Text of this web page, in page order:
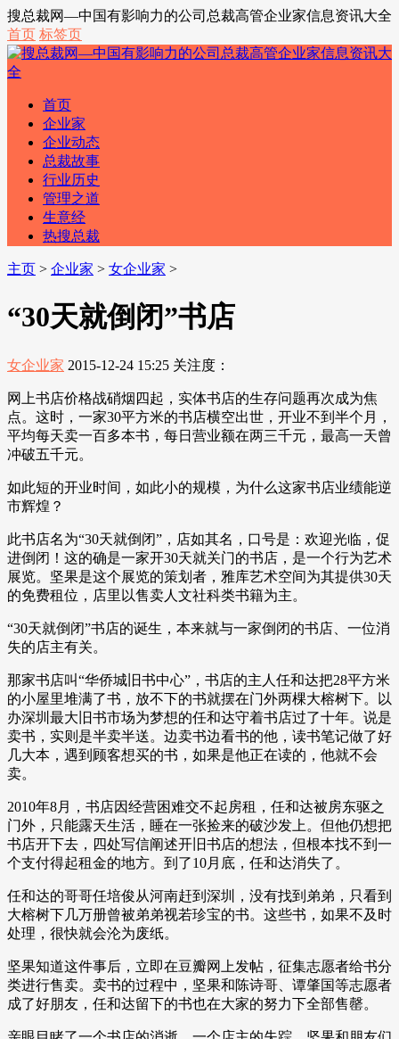
搜总裁网—中国有影响力的公司总裁高管企业家信息资讯大全
首页 标签页
首页
企业家
企业动态
总裁故事
行业历史
管理之道
生意经
热搜总裁
主页 > 企业家 > 女企业家 >
“30天就倒闭”书店
女企业家 2015-12-24 15:25 关注度：
网上书店价格战硝烟四起，实体书店的生存问题再次成为焦
点。这时，一家30平方米的书店横空出世，开业不到半个月，
平均每天卖一百多本书，每日营业额在两三千元，最高一天曾
冲破五千元。
如此短的开业时间，如此小的规模，为什么这家书店业绩能逆
市辉煌？
此书店名为“30天就倒闭”，店如其名，口号是：欢迎光临，促
进倒闭！这的确是一家开30天就关门的书店，是一个行为艺术
展览。坚果是这个展览的策划者，雅库艺术空间为其提供30天
的免费租位，店里以售卖人文社科类书籍为主。
“30天就倒闭”书店的诞生，本来就与一家倒闭的书店、一位消
失的店主有关。
那家书店叫“华侨城旧书中心”，书店的主人任和达把28平方米
的小屋里堆满了书，放不下的书就摆在门外两棵大榕树下。以
办深圳最大旧书市场为梦想的任和达守着书店过了十年。说是
卖书，实则是半卖半送。边卖书边看书的他，读书笔记做了好
几大本，遇到顾客想买的书，如果是他正在读的，他就不会
卖。
2010年8月，书店因经营困难交不起房租，任和达被房东驱之
门外，只能露天生活，睡在一张捡来的破沙发上。但他仍想把
书店开下去，四处写信阐述开旧书店的想法，但根本找不到一
个支付得起租金的地方。到了10月底，任和达消失了。
任和达的哥哥任培俊从河南赶到深圳，没有找到弟弟，只看到
大榕树下几万册曾被弟弟视若珍宝的书。这些书，如果不及时
处理，很快就会沦为废纸。
坚果知道这件事后，立即在豆瓣网上发帖，征集志愿者给书分
类进行售卖。卖书的过程中，坚果和陈诗哥、谭肇国等志愿者
成了好朋友，任和达留下的书也在大家的努力下全部售罄。